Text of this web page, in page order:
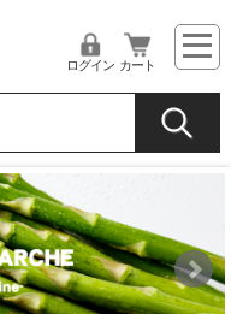
ログイン カート